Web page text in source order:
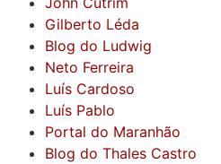
Gilberto Léda
Blog do Ludwig
Neto Ferreira
Luís Cardoso
Luís Pablo
Portal do Maranhão
Blog do Thales Castro